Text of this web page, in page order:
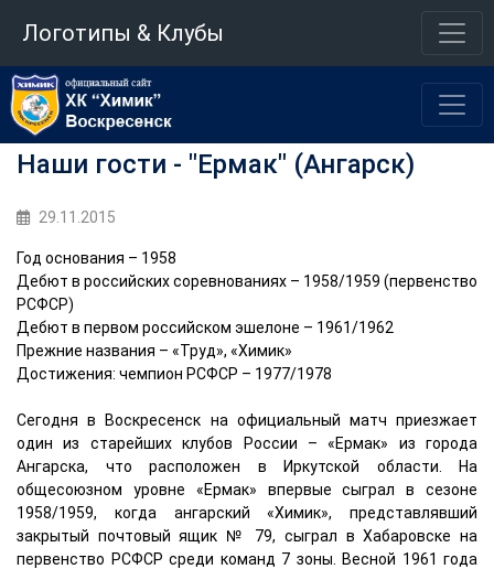
Логотипы & Клубы
Наши гости - "Ермак" (Ангарск)
29.11.2015
Год основания – 1958
Дебют в российских соревнованиях – 1958/1959 (первенство
РСФСР)
Дебют в первом российском эшелоне – 1961/1962
Прежние названия – «Труд», «Химик»
Достижения: чемпион РСФСР – 1977/1978
Сегодня в Воскресенск на официальный матч приезжает
один из старейших клубов России – «Ермак» из города
Ангарска, что расположен в Иркутской области. На
общесоюзном уровне «Ермак» впервые сыграл в сезоне
1958/1959, когда ангарский «Химик», представлявший
закрытый почтовый ящик № 79, сыграл в Хабаровске на
первенство РСФСР среди команд 7 зоны. Весной 1961 года